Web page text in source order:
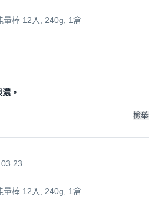
量棒 12入, 240g, 1盒
。
檢舉
量棒 12入, 240g, 1盒